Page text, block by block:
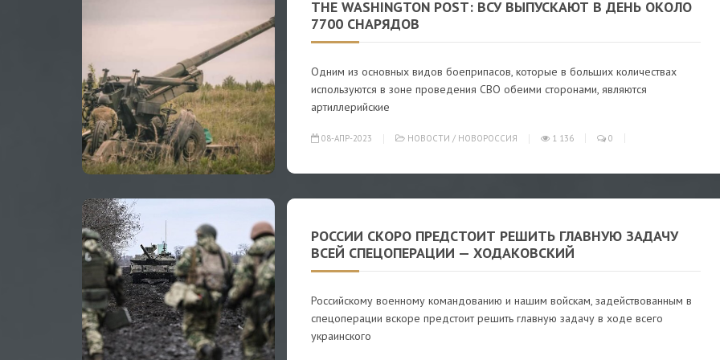
THE WASHINGTON POST: ВСУ ВЫПУСКАЮТ В ДЕНЬ ОКОЛО
7700 СНАРЯДОВ
Одним из основных видов боеприпасов, которые в больших количествах
используются в зоне проведения СВО обеими сторонами, являются
артиллерийские
08-АПР-2023 НОВОСТИ / НОВОРОССИЯ 1 136 0
РОССИИ СКОРО ПРЕДСТОИТ РЕШИТЬ ГЛАВНУЮ ЗАДАЧУ
ВСЕЙ СПЕЦОПЕРАЦИИ — ХОДАКОВСКИЙ
Российскому военному командованию и нашим войскам, задействованным в
спецоперации вскоре предстоит решить главную задачу в ходе всего
украинского